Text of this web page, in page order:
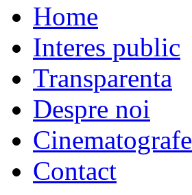
Home
Interes public
Transparenta
Despre noi
Cinematografe
Contact